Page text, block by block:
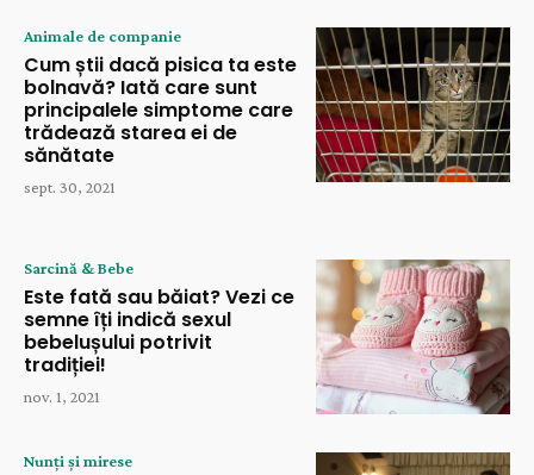
Animale de companie
Cum știi dacă pisica ta este
bolnavă? Iată care sunt
principalele simptome care
trădează starea ei de
sănătate
sept. 30, 2021
Sarcină & Bebe
Este fată sau băiat? Vezi ce
semne îți indică sexul
bebelușului potrivit
tradiției!
nov. 1, 2021
Nunți și mirese